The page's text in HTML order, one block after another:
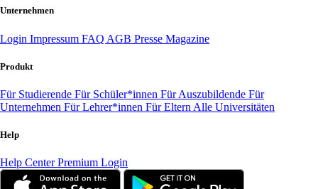
Unternehmen
Login Impressum FAQ AGB Presse Magazine
Produkt
Für Studierende Für Schüler*innen Für Auszubildende Für
Unternehmen Für Lehrer*innen Für Eltern Alle Universitäten
Help
Help CenterPremium Login